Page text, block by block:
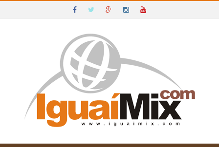
IGUAÍ E SUDOESTE DA BAHIA